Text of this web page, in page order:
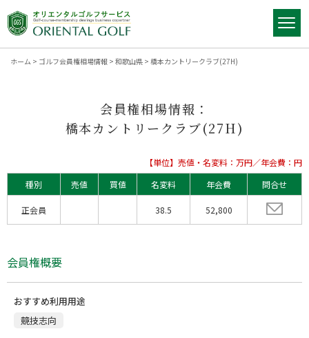
ホーム > ゴルフ会員権相場情報 > 和歌山県 > 橋本カントリークラブ(27H)
会員権相場情報：
橋本カントリークラブ(27H)
【単位】売値・名変料：万円／年会費：円
種別
売値 買値 名変料 年会費 問合せ
正会員 38.5 52,800
会員権概要
おすすめ利用用途
競技志向